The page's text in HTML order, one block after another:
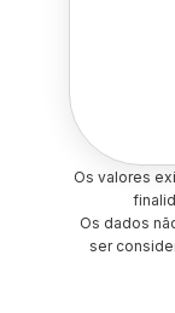
Os valores
Os dados
ser